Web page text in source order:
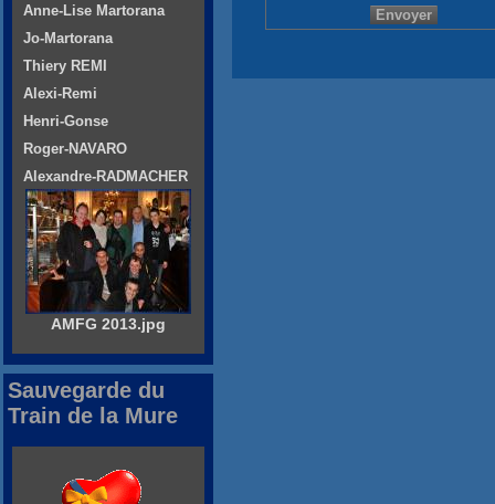
Anne-Lise Martorana
Jo-Martorana
Thiery REMI
Alexi-Remi
Henri-Gonse
Roger-NAVARO
Alexandre-RADMACHER
AMFG 2013.jpg
Sauvegarde du
Train de la Mure